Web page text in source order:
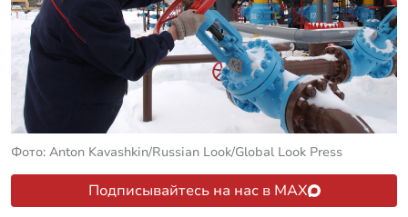
Фото: Anton Kavashkin/Russian Look/Global Look Press
Подписывайтесь на нас в MAX